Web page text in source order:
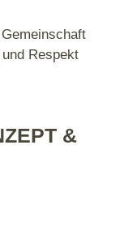
Respekt
&